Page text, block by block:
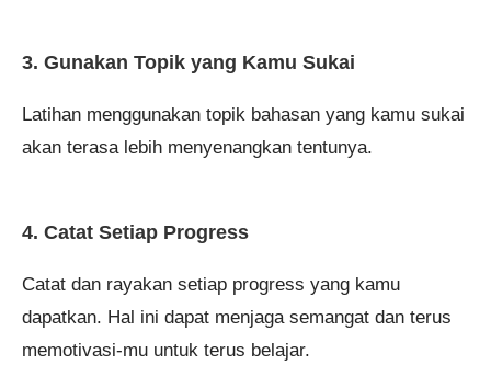
3. Gunakan Topik yang Kamu Sukai
Latihan menggunakan topik bahasan yang kamu sukai
akan terasa lebih menyenangkan tentunya.
4. Catat Setiap Progress
Catat dan rayakan setiap progress yang kamu
dapatkan. Hal ini dapat menjaga semangat dan terus
memotivasi-mu untuk terus belajar.